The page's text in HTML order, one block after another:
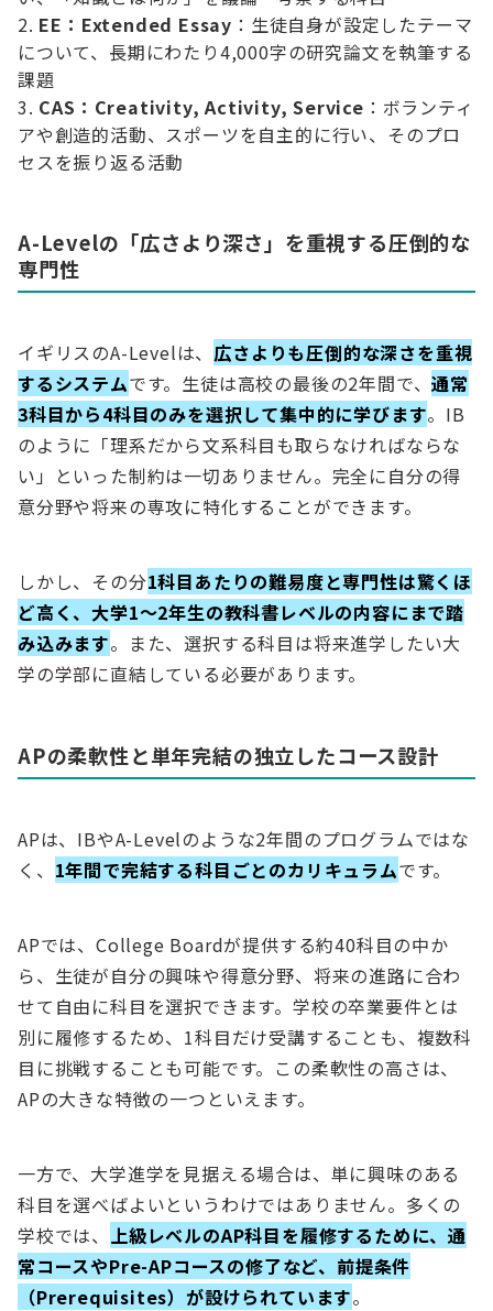
EE：Extended Essay ：生徒自身が設定したテーマ
について、長期にわたり4,000字の研究論文を執筆する
課題
CAS：Creativity, Activity, Service ：ボランティ
アや創造的活動、スポーツを自主的に行い、そのプロ
セスを振り返る活動
A-Levelの「広さより深さ」を重視する圧倒的な
専門性
イギリスのA-Levelは、 広さよりも圧倒的な深さを重視
するシステムです。生徒は高校の最後の2年間で、通常
3科目から4科目のみを選択して集中的に学びます。IB
のように「理系だから文系科目も取らなければならな
い」といった制約は一切ありません。完全に自分の得
意分野や将来の専攻に特化することができます。
しかし、その分1科目あたりの難易度と専門性は驚くほ
ど高く、大学1〜2年生の教科書レベルの内容にまで踏
み込みます。また、選択する科目は将来進学したい大
学の学部に直結している必要があります。
APの柔軟性と単年完結の独立したコース設計
APは、IBやA-Levelのような2年間のプログラムではな
く、 1年間で完結する科目ごとのカリキュラムです。
APでは、College Boardが提供する約40科目の中か
ら、生徒が自分の興味や得意分野、将来の進路に合わ
せて自由に科目を選択できます。学校の卒業要件とは
別に履修するため、1科目だけ受講することも、複数科
目に挑戦することも可能です。この柔軟性の高さは、
APの大きな特徴の一つといえます。
一方で、大学進学を見据える場合は、単に興味のある
科目を選べばよいというわけではありません。多くの
学校では、 上級レベルのAP科目を履修するために、通
常コースやPre-APコースの修了など、前提条件
（Prerequisites）が設けられています。